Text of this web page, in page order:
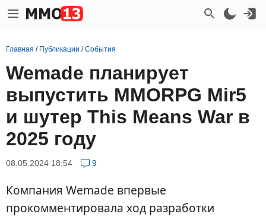
Главная / Публикации /События
Wemade планирует
выпустить MMORPG Mir5
и шутер This Means War в
2025 году
08.05.2024 18:54 9
Компания Wemade впервые
прокомментировала ход разработки